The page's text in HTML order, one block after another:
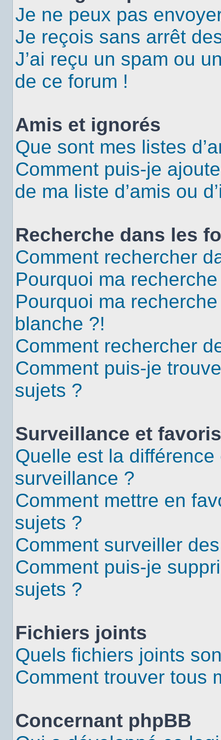
Je ne peux pas
Je reçois sans arrêt
J’ai reçu un spam ou
de ce forum !
Amis et ignorés
Que sont mes listes
Comment puis-je
de ma liste d’amis ou
Recherche dans les
Comment rechercher
Pourquoi ma
Pourquoi ma
blanche ?!
Comment rechercher
Comment puis-je
sujets ?
Surveillance et favoris
Quelle est la
surveillance ?
Comment mettre en
sujets ?
Comment surveiller
Comment puis-je
sujets ?
Fichiers joints
Quels fichiers joints
Comment trouver tous
Concernant phpBB